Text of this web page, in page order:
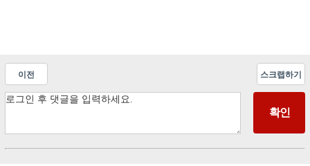
이전 스크랩하기